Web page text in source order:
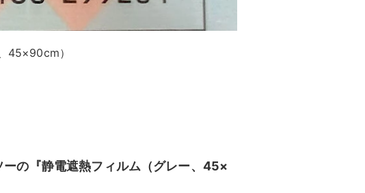
45×90cm）
の『静電遮熱フィルム（グレー、45×